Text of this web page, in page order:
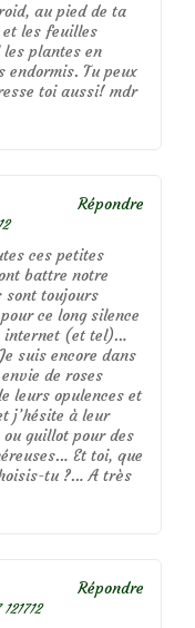
au pied de ta
et les feuilles
plantes en
endormis. Tu peux
toi aussi! mdr
ces petites
battre notre
sont toujours
ce long silence
internet (et tel)…
suis encore dans
de roses
leurs opulences et
j’hésite à leur
guillot pour des
Et toi, que
tu ?… A très
Répondre
Répondre